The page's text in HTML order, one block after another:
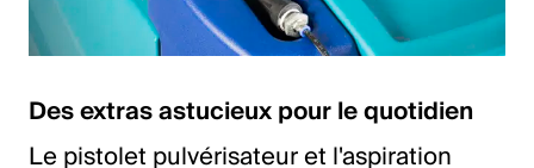
Des extras astucieux pour le quotidien
Le pistolet pulvérisateur et l'aspiration